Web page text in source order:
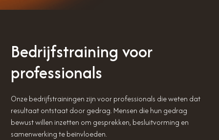
Bedrijfstraining voor
professionals
Onze bedrijfstrainingen zijn voor professionals die weten dat
resultaat ontstaat door gedrag. Mensen die hun gedrag
bewust willen inzetten om gesprekken, besluitvorming en
samenwerking te beïnvloeden.